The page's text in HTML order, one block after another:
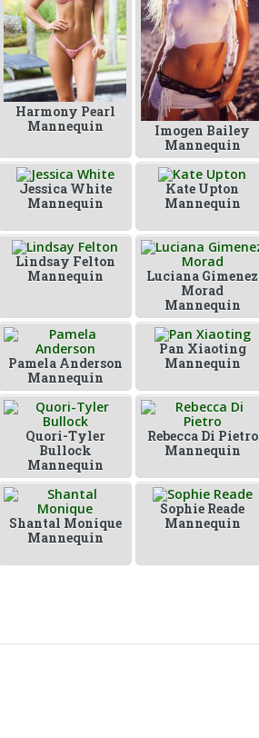
Harmony Pearl
Mannequin
Imogen Bailey
Mannequin
Jessica White
Mannequin
Kate Upton
Mannequin
Lindsay Felton
Mannequin
Luciana Gimenez
Morad
Mannequin
Pamela Anderson
Mannequin
Pan Xiaoting
Mannequin
Quori-Tyler
Bullock
Mannequin
Rebecca Di Pietro
Mannequin
Shantal Monique
Mannequin
Sophie Reade
Mannequin